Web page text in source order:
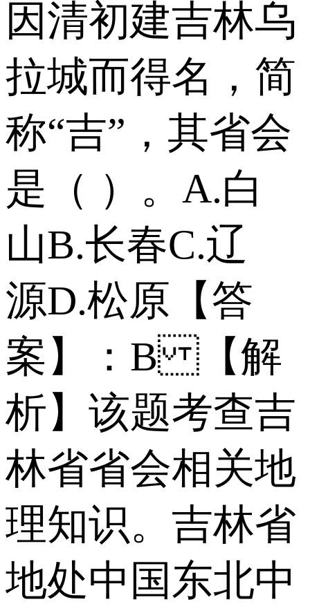
因清初建吉林乌
拉城而得名，简
称“吉”，其省会
是（ ）。 A.白
山 B.长春 C.辽
源 D.松原 【答
案】：B 【解
析】该题考查吉
林省省会相关地
理知识。吉林省
地处中国东北中